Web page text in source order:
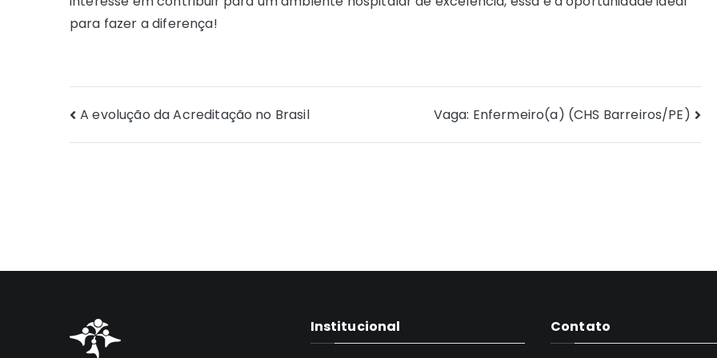
para fazer a diferença!
Navegação
de
A evolução da Acreditação no Brasil Vaga: Enfermeiro(a) (CHS Barreiros/PE)
Institucional Contato